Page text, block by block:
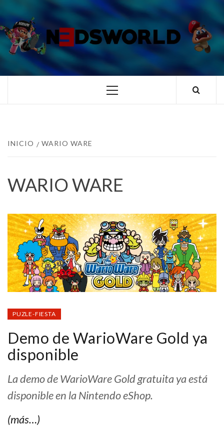
al
contenido
TUS ESPECIALISTAS EN NINTENDO
Menú
INICIO WARIO WARE
WARIO WARE
PUZLE-FIESTA
Demo de WarioWare Gold ya
disponible
La demo de WarioWare Gold gratuita ya está
disponible en la Nintendo eShop.
(más…)